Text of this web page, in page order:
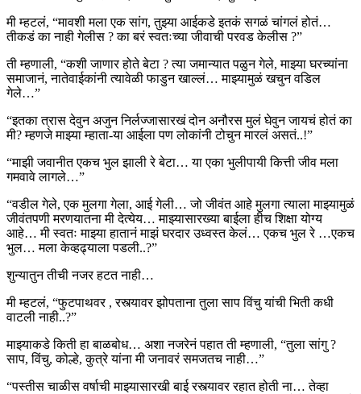
मी म्हटलं, “मावशी मला एक सांग, तुझ्या आईकडे इतकं सगळं चांगलं होतं…
तीकडं का नाही गेलीस ? का बरं स्वतःच्या जीवाची परवड केलीस ?”
ती म्हणाली, “कशी जाणार होते बेटा ? त्या जमान्यात पळुन गेले, माझ्या घरच्यांना
समाजानं, नातेवाईकांनी त्यावेळी फाडुन खाल्लं… माझ्यामुळं खचुन वडिल
गेले…”
“इतका त्रास देवुन अजुन निर्लज्जासारखं दोन अनौरस मुलं घेवुन जायचं होतं का
मी? म्हणजे माझ्या म्हाता-या आईला पण लोकांनी टोचुन मारलं असतं..!”
“माझी जवानीत एकच भुल झाली रे बेटा… या एका भुलीपायी कित्ती जीव मला
गमवावे लागले…”
“वडील गेले, एक मुलगा गेला, आई गेली… जो जीवंत आहे मुलगा त्याला माझ्यामुळं
जीवंतपणी मरणयातना मी देत्येय… माझ्यासारख्या बाईला हीच शिक्षा योग्य
आहे… मी स्वतः माझ्या हातानं माझं घरदार उध्वस्त केलं… एकच भुल रे …एकच
भुल… मला केव्हढ्याला पडली..?”
शुन्यातुन तीची नजर हटत नाही…
मी म्हटलं, “फुटपाथवर , रस्त्यावर झोपताना तुला साप विंचु यांची भिती कधी
वाटली नाही..?”
माझ्याकडे किती हा बाळबोध… अशा नजरेनं पहात ती म्हणाली, “तुला सांगु ?
साप, विंचु, कोल्हे, कुत्रे यांना मी जनावरं समजतच नाही…”
“पस्तीस चाळीस वर्षाची माझ्यासारखी बाई रस्त्यावर रहात होती ना… तेव्हा